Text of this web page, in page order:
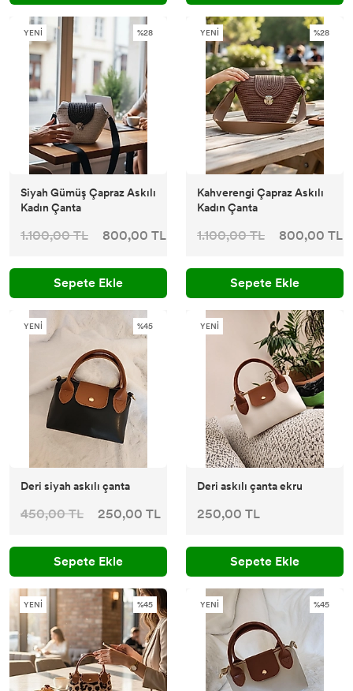
YENİ %28
Siyah Gümüş Çapraz Askılı
Kadın Çanta
1.100,00 TL 800,00 TL
Sepete Ekle
YENİ %28
Kahverengi Çapraz Askılı
Kadın Çanta
1.100,00 TL 800,00 TL
Sepete Ekle
YENİ %45
Deri siyah askılı çanta
450,00 TL 250,00 TL
Sepete Ekle
YENİ
Deri askılı çanta ekru
250,00 TL
Sepete Ekle
YENİ %45 YENİ %45